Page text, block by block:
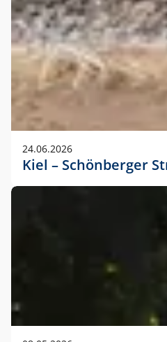
24.06.2026
Kiel – Schönberger